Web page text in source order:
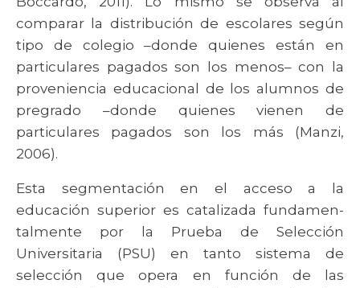
comparar la distribución de escolares según
tipo de colegio –donde quienes están en
particulares pagados son los menos– con la
proveniencia educacional de los alumnos de
pregrado –donde quienes vienen de
particulares pagados son los más (Manzi,
2006).
Esta segmentación en el acceso a la
educación superior es catalizada fundamen-
talmente por la Prueba de Selección
Universitaria (PSU) en tanto sistema de
selección que opera en función de las